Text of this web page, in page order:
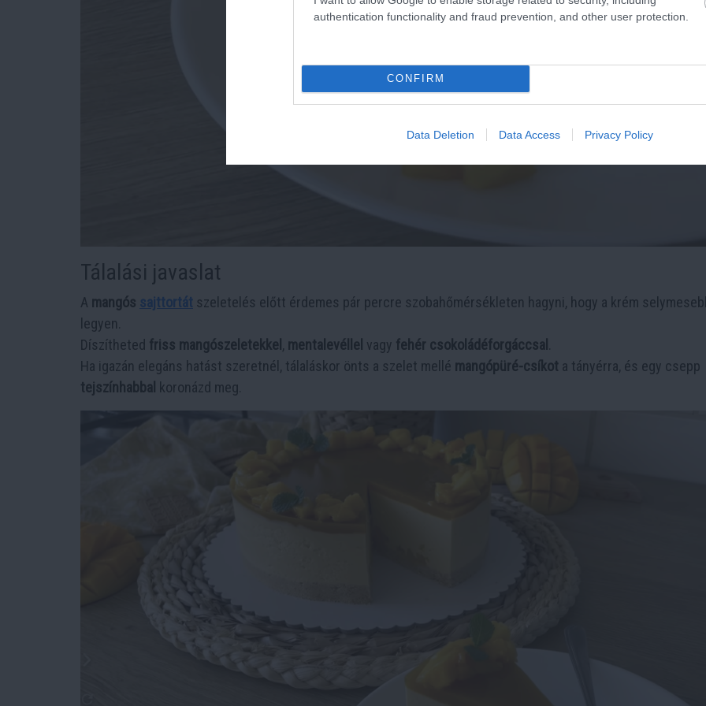
authentication functionality and fraud prevention, and other user protection.
CONFIRM
Data Deletion Data Access Privacy Policy
Tálalási javaslat
A mangós sajttortát szeletelés előtt érdemes pár percre szobahőmérsékleten hagyni, hogy a krém
legyen.
Díszítheted friss mangószeletekkel , mentalevéllel vagy fehér csokoládéforgáccsal
Ha igazán elegáns hatást szeretnél, tálaláskor önts a szelet mellé mangópüré-csíkot a tányérra, és egy csepp
tejszínhabbal koronázd meg.